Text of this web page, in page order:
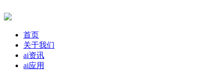
首页
关于我们
ai资讯
ai应用